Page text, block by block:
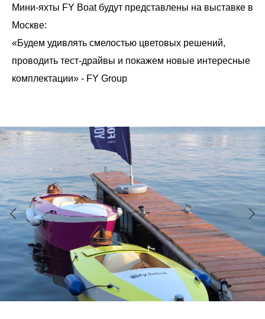
Мини-яхты FY Boat будут представлены на выставке в
Москве:
«Будем удивлять смелостью цветовых решений,
проводить тест-драйвы и покажем новые интересные
комплектации» - FY Group